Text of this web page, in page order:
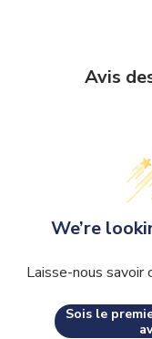
Avis
We’re
Laisse-nous savoir
Sois le